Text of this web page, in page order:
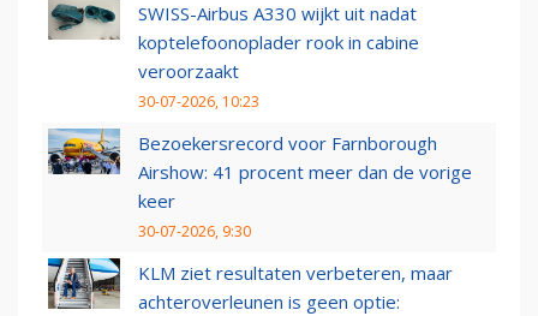
SWISS-Airbus A330 wijkt uit nadat
koptelefoonoplader rook in cabine
veroorzaakt
30-07-2026, 10:23
Bezoekersrecord voor Farnborough
Airshow: 41 procent meer dan de vorige
keer
30-07-2026, 9:30
KLM ziet resultaten verbeteren, maar
achteroverleunen is geen optie: